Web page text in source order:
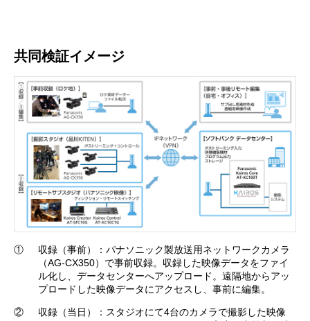
共同検証イメージ
①
収録（事前）：パナソニック製放送用ネットワークカメラ
（AG-CX350）で事前収録。収録した映像データをファイ
ル化し、データセンターへアップロード。遠隔地からアッ
プロードした映像データにアクセスし、事前に編集。
②
収録（当日）：スタジオにて4台のカメラで撮影した映像